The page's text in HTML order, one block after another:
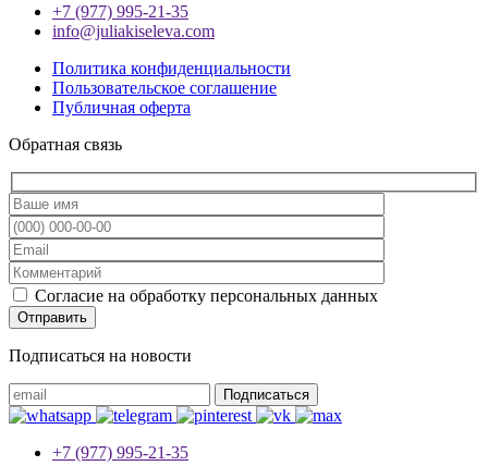
+7 (977) 995-21-35
info@juliakiseleva.com
Политика конфиденциальности
Пользовательское соглашение
Публичная оферта
Обратная связь
Согласие на обработку персональных данных
Подписаться на новости
+7 (977) 995-21-35